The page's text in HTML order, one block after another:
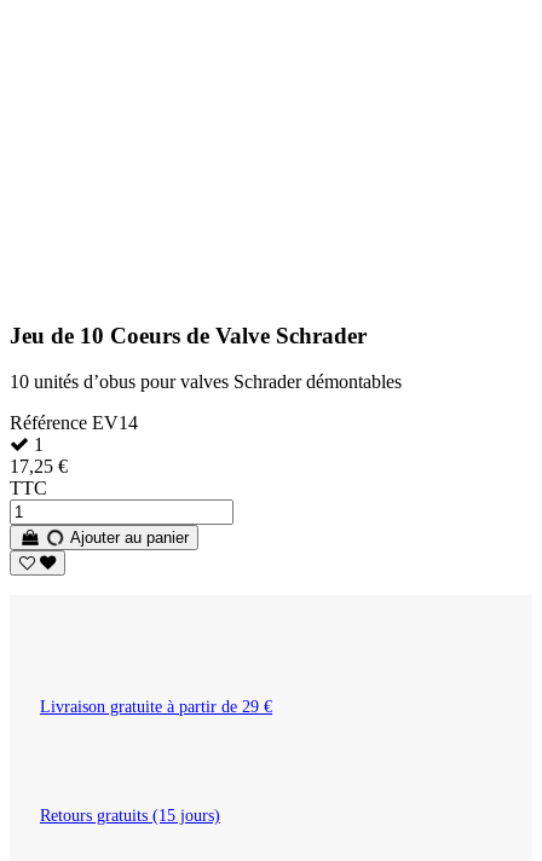
Jeu de 10 Coeurs de Valve Schrader
10 unités d’obus pour valves Schrader démontables
Référence EV14
1
17,25 €
TTC
Ajouter au panier
Livraison gratuite à partir de 29 €
Retours gratuits (15 jours)